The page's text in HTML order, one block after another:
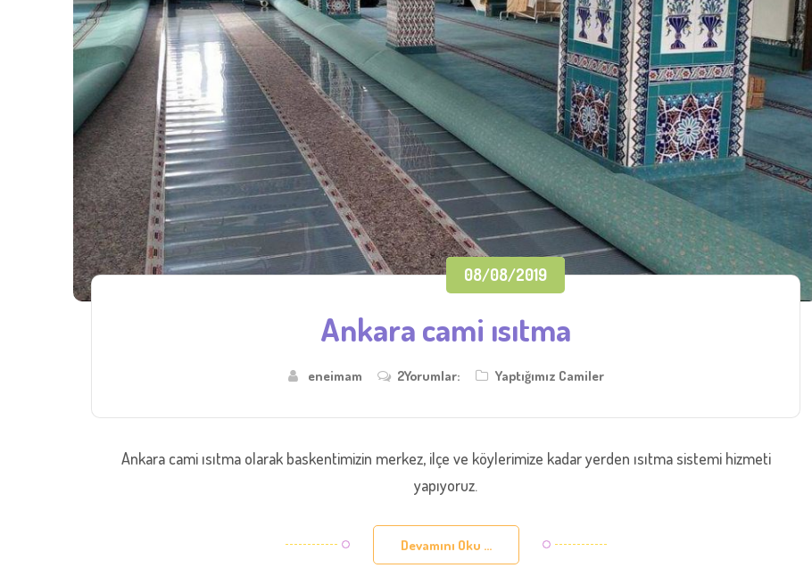
08/08/2019
Ankara cami ısıtma
eneimam 2Yorumlar: Yaptığımız Camiler
Ankara cami ısıtma olarak baskentimizin merkez, ilçe ve köylerimize kadar yerden ısıtma sistemi hizmeti
yapıyoruz.
Devamını Oku ...